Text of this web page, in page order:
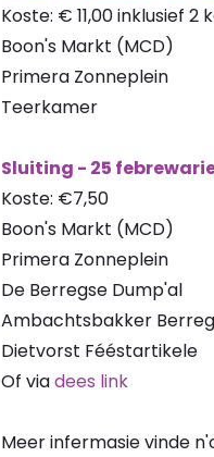
Koste: € 11,00 inklusief 2
Boon's Markt (MCD)
Primera Zonneplein
Teerkamer
Sluiting - 25
Koste: €7,50
Boon's Markt (MCD)
Primera Zonneplein
De Berregse Dump'al
Ambachtsbakker
Dietvorst Fééstartikele
Of viadees link
Meer infermasie vinde